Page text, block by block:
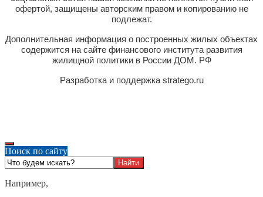
офертой, защищены авторским правом и копированию не
подлежат.
Дополнительная информация о построенных жилых объектах
содержится на сайте финансового института развития
жилищной политики в России ДОМ. РФ
Разработка и поддержка stratego.ru
Поиск по сайту
Например,